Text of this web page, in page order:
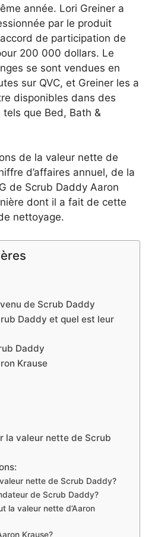
année. Lori Greiner a
par le produit
accord de participation de
200 000 dollars. Le
se sont vendues en
sur QVC, et Greiner les a
disponibles dans des
que Bed, Bath &
de la valeur nette de
d’affaires annuel, de la
de Scrub Daddy Aaron
dont il a fait de cette
nettoyage.
de Scrub Daddy
Daddy et quel est leur
Daddy
Krause
la valeur nette de Scrub
nette de Scrub Daddy?
de Scrub Daddy?
la valeur nette d’Aaron
Krause?